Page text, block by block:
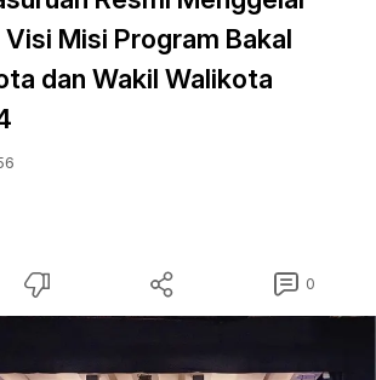
Misi Program Bakal
dan Wakil Walikota
0